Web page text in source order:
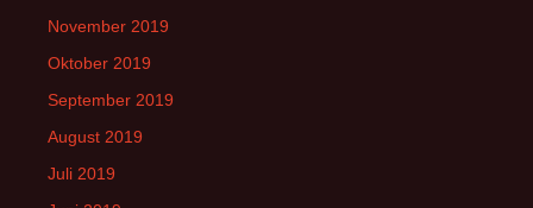
November 2019
Oktober 2019
September 2019
August 2019
Juli 2019